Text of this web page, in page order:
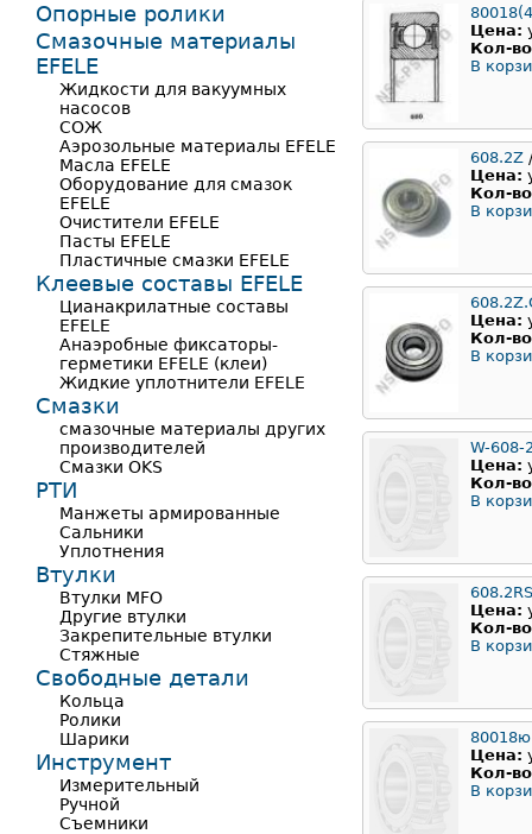
Цена:
Кол-
В
608.2Z
Цена:
Кол-
В
Цена:
Кол-
В
W-608-
Цена:
Кол-
В
Цена:
Кол-
В
80018ю
Цена:
Кол-
В
Опорные ролики
Смазочные материалы
EFELE
Жидкости для вакуумных
насосов
СОЖ
Аэрозольные материалы EFELE
Масла EFELE
Оборудование для смазок
EFELE
Очистители EFELE
Пасты EFELE
Пластичные смазки EFELE
Клеевые составы EFELE
Цианакрилатные составы
EFELE
Анаэробные фиксаторы-
герметики EFELE (клеи)
Жидкие уплотнители EFELE
Смазки
смазочные материалы других
производителей
Смазки OKS
РТИ
Манжеты армированные
Сальники
Уплотнения
Втулки
Втулки MFO
Другие втулки
Закрепительные втулки
Стяжные
Свободные детали
Кольца
Ролики
Шарики
Инструмент
Измерительный
Ручной
Съемники